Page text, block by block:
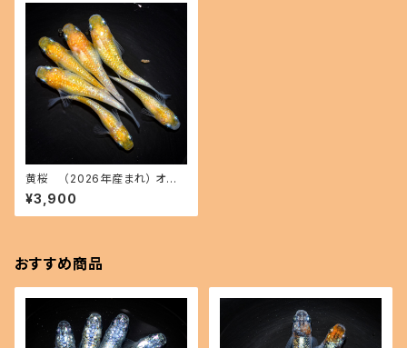
黄桜 （2026年産まれ） オス3
メス3(現物出品) ikahoff C-0
626-51048-a
¥3,900
おすすめ商品